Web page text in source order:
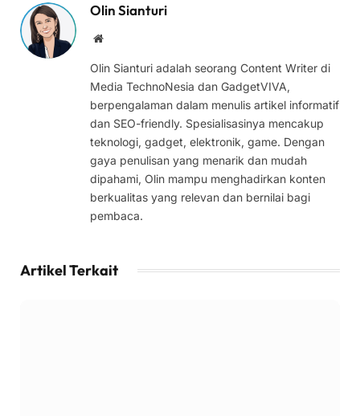
Olin Sianturi
Website
Olin Sianturi adalah seorang Content Writer di
Media TechnoNesia dan GadgetVIVA,
berpengalaman dalam menulis artikel informatif
dan SEO-friendly. Spesialisasinya mencakup
teknologi, gadget, elektronik, game. Dengan
gaya penulisan yang menarik dan mudah
dipahami, Olin mampu menghadirkan konten
berkualitas yang relevan dan bernilai bagi
pembaca.
Artikel Terkait